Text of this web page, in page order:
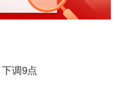
调9点